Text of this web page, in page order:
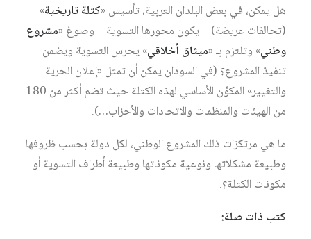
هل يمكن، في بعض البلدان العربية، تأسيس «كتلة تاريخية»
(تحالفات عريضة) – يكون محورها التسوية – وصوغ «مشروع
وطني» وتلتزم بـ «ميثاق أخلاقي» يحرس التسوية ويضمن
تنفيذ المشروع؟ (في السودان يمكن أن تمثل «إعلان الحرية
والتغيير» المكوِّن الأساسي لهذه الكتلة حيث تضم أكثر من 180
من الهيئات والمنظمات والاتحادات والأحزاب…).
ما هي مرتكزات ذلك المشروع الوطني، لكل دولة بحسب ظروفها
وطبيعة مشكلاتها ونوعية مكوناتها وطبيعة أطراف التسوية أو
مكونات الكتلة؟.
كتب ذات صلة: